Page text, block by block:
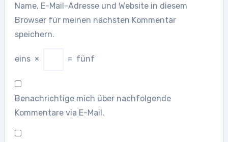
Name, E-Mail-Adresse und Website in diesem
Browser für meinen nächsten Kommentar
speichern.
eins × = fünf
Benachrichtige mich über nachfolgende
Kommentare via E-Mail.